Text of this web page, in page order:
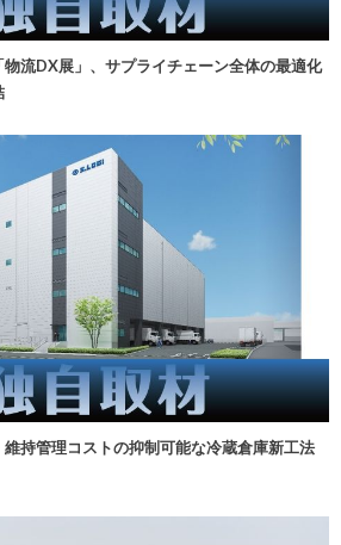
物流DX展」、サプライチェーン全体の最適化
維持管理コストの抑制可能な冷蔵倉庫新工法